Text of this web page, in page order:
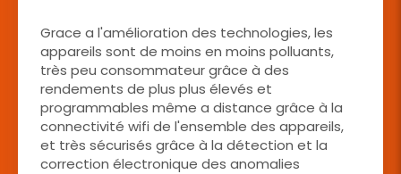
Grace a l'amélioration des technologies, les
appareils sont de moins en moins polluants,
très peu consommateur grâce à des
rendements de plus plus élevés et
programmables même a distance grâce à la
connectivité wifi de l'ensemble des appareils,
et très sécurisés grâce à la détection et la
correction électronique des anomalies